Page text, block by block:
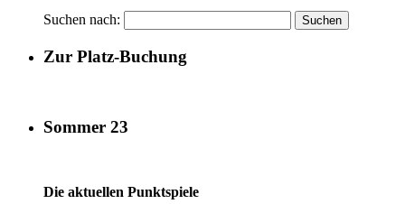
Suchen nach:
Zur Platz-Buchung
Sommer 23
Die aktuellen Punktspiele